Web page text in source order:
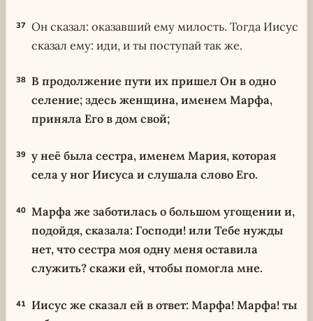
37 Он сказал: оказавший ему милость. Тогда Иисус
сказал ему: иди, и ты поступай так же.
38 В продолжение пути их пришел Он в одно
селение; здесь женщина, именем Марфа,
приняла Его в дом свой;
39 у неё была сестра, именем Мария, которая
села у ног Иисуса и слушала слово Его.
40 Марфа же заботилась о большом угощении и,
подойдя, сказала: Господи! или Тебе нужды
нет, что сестра моя одну меня оставила
служить? скажи ей, чтобы помогла мне.
41 Иисус же сказал ей в ответ: Марфа! Марфа! ты